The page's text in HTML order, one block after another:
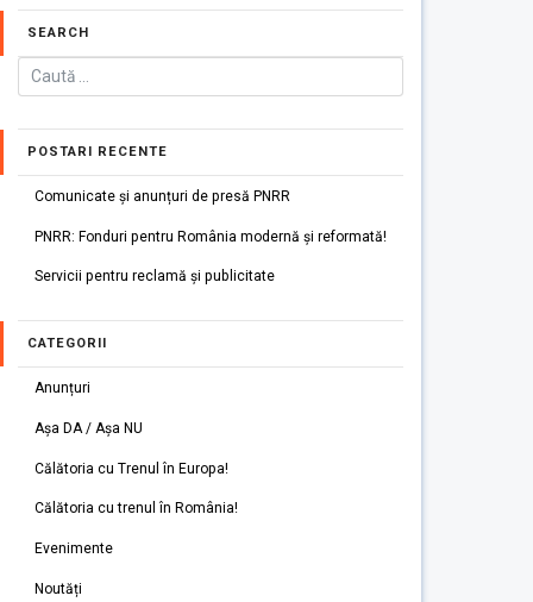
SEARCH
POSTARI RECENTE
Comunicate și anunțuri de presă PNRR
PNRR: Fonduri pentru România modernă și reformată!
Servicii pentru reclamă și publicitate
CATEGORII
Anunțuri
Așa DA / Așa NU
Călătoria cu Trenul în Europa!
Călătoria cu trenul în România!
Evenimente
Noutăți